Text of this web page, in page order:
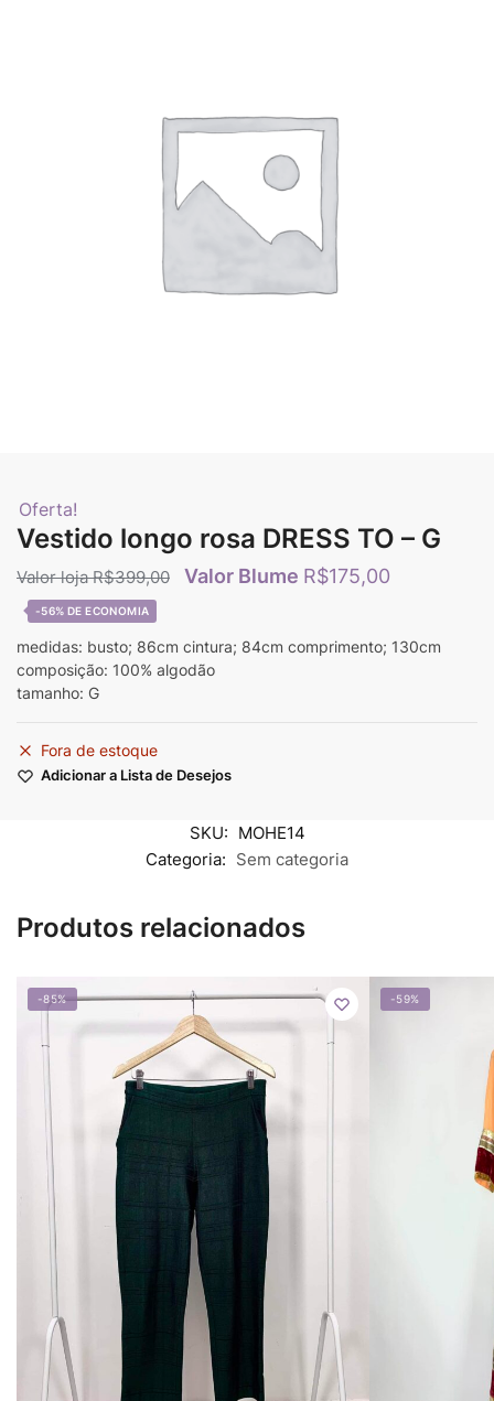
Oferta!
Vestido longo rosa DRESS TO – G
R$399,00 R$175,00
-56%
medidas: busto; 86cm cintura; 84cm comprimento; 130cm
composição: 100% algodão
tamanho: G
Fora de estoque
Adicionar a Lista de Desejos
SKU: MOHE14
Categoria: Sem categoria
Produtos relacionados
-85% -59%